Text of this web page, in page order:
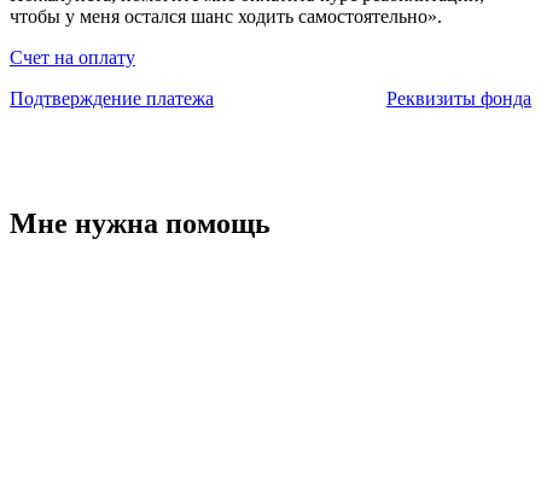
чтобы у меня остался шанс ходить самостоятельно».
Счет на оплату
Подтверждение платежа
Реквизиты фонда
Мне нужна помощь